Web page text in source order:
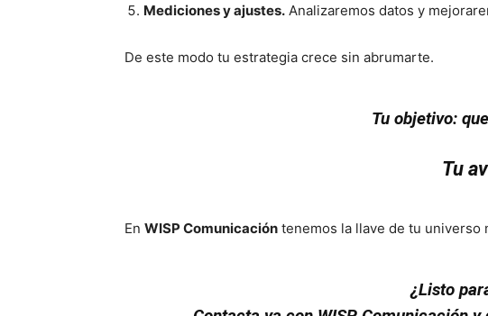
Mediciones y ajustes. Analizaremos datos y
De este modo tu estrategia crece sin abrumarte.
Tu objetivo:
Tu
En WISP Comunicación tenemos la llave de tu universo
¿Listo